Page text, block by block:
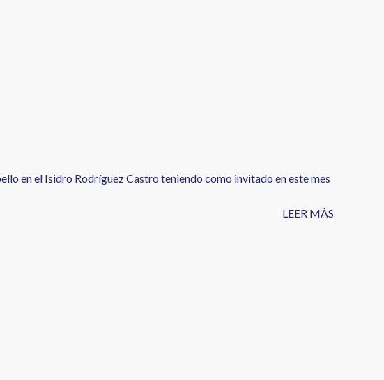
en el Isidro Rodríguez Castro teniendo como invitado en este mes
LEER MÁS